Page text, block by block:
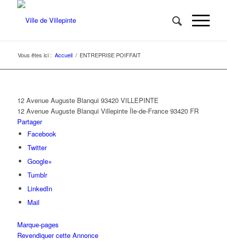
Vous êtes ici : Accueil / ENTREPRISE POIFFAIT
12 Avenue Auguste Blanqui 93420 VILLEPINTE
12 Avenue Auguste Blanqui Villepinte Île-de-France 93420 FR
Partager
Facebook
Twitter
Google+
Tumblr
LinkedIn
Mail
Marque-pages
Revendiquer cette Annonce